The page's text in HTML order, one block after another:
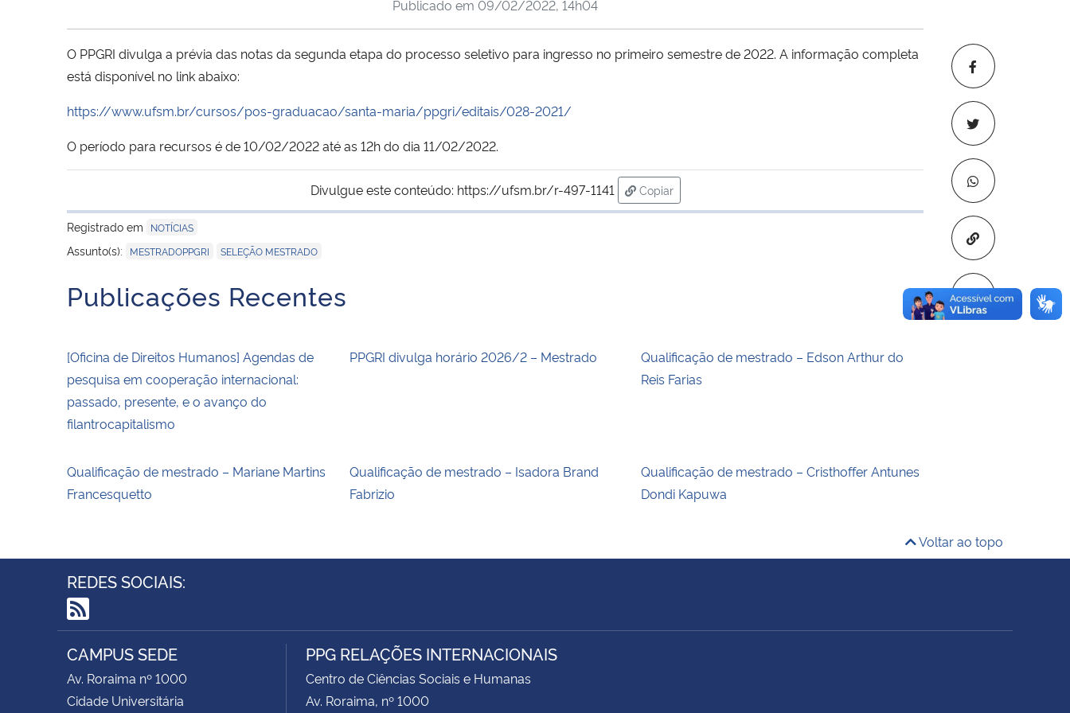
Copiar para
Publicado em 09/02/2022, 14h04
O PPGRI divulga a prévia das notas da segunda etapa do processo seletivo para ingresso no primeiro semestre de 2022. A informação completa
está disponível no link abaixo:
https://www.ufsm.br/cursos/pos-graduacao/santa-maria/ppgri/editais/028-2021/
O período para recursos é de 10/02/2022 até as 12h do dia 11/02/2022.
Divulgue este conteúdo: https://ufsm.br/r-497-1141
Copiar
para área de transferência
Registrado em
NOTÍCIAS
Assunto(s): MESTRADOPPGRI SELEÇÃO MESTRADO
Publicações Recentes
[Oficina de Direitos Humanos] Agendas de
pesquisa em cooperação internacional:
passado, presente, e o avanço do
filantrocapitalismo
PPGRI divulga horário 2026/2 – Mestrado
Qualificação de mestrado – Edson Arthur do
Reis Farias
Qualificação de mestrado – Mariane Martins
Francesquetto
Qualificação de mestrado – Isadora Brand
Fabrizio
Qualificação de mestrado – Cristhoffer Antunes
Dondi Kapuwa
Voltar ao topo
REDES SOCIAIS:
RSS
CAMPUS SEDE
Av. Roraima nº 1000
Cidade Universitária
PPG RELAÇÕES INTERNACIONAIS
Centro de Ciências Sociais e Humanas
Av. Roraima, nº 1000